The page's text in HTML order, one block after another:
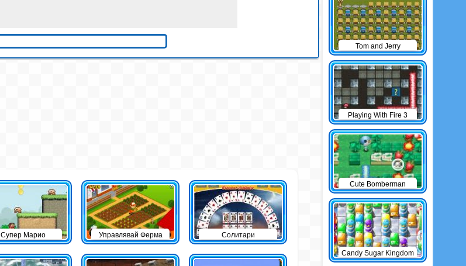
Супер Марио Управлявай Ферма Солитари
Tom and Jerry
Bomberman
Playing With Fire 3
Cute Bomberman
Candy Sugar Kingdom